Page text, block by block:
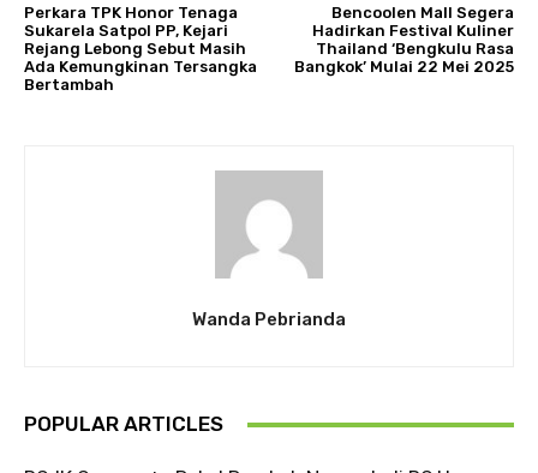
Perkara TPK Honor Tenaga
Sukarela Satpol PP, Kejari
Rejang Lebong Sebut Masih
Ada Kemungkinan Tersangka
Bertambah
Bencoolen Mall Segera
Hadirkan Festival Kuliner
Thailand ‘Bengkulu Rasa
Bangkok’ Mulai 22 Mei 2025
Wanda Pebrianda
POPULAR ARTICLES